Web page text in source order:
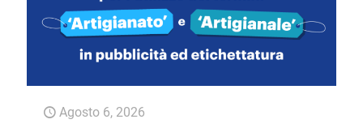
Agosto 6, 2026